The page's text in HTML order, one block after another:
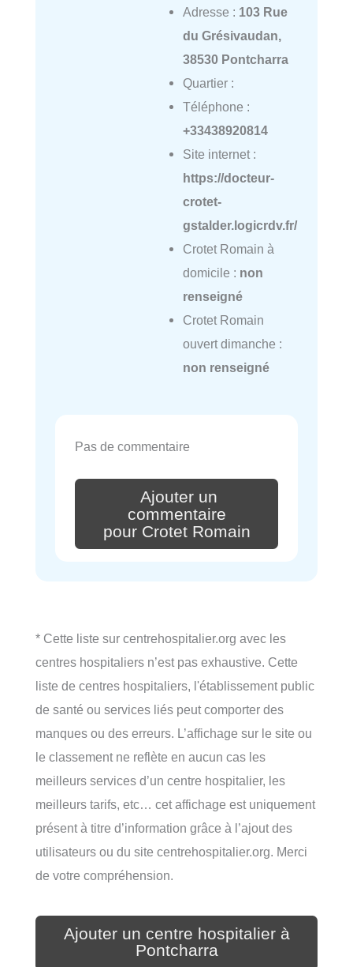
Adresse : 103 Rue
du Grésivaudan,
38530 Pontcharra
Quartier :
Téléphone :
+33438920814
Site internet :
https://docteur-
crotet-
gstalder.logicrdv.fr/
Crotet Romain à
domicile : non
renseigné
Crotet Romain
ouvert dimanche :
non renseigné
Pas de commentaire
Ajouter un
commentaire
pour Crotet Romain
* Cette liste sur centrehospitalier.org avec les
centres hospitaliers n’est pas exhaustive. Cette
liste de centres hospitaliers, l'établissement public
de santé ou services liés peut comporter des
manques ou des erreurs. L’affichage sur le site ou
le classement ne reflète en aucun cas les
meilleurs services d’un centre hospitalier, les
meilleurs tarifs, etc… cet affichage est uniquement
présent à titre d’information grâce à l’ajout des
utilisateurs ou du site centrehospitalier.org. Merci
de votre compréhension.
Ajouter un centre hospitalier à
Pontcharra